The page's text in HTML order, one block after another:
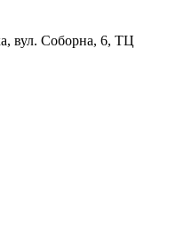
вул. Соборна, 6, ТЦ